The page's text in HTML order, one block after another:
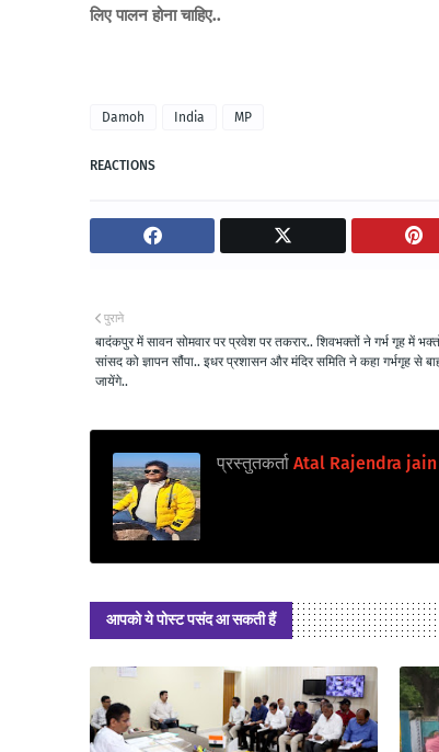
लिए पालन होना चाहिए..
Damoh India MP
REACTIONS
पुराने
बादंकपुर में सावन सोमवार पर प्रवेश पर तकरार.. शिवभक्तों ने गर्भ गृह में
सांसद को ज्ञापन सौंपा.. इधर प्रशासन और मंदिर समिति ने कहा गर्भगृह से
जायेंगे..
प्रस्तुतकर्ता Atal Rajendra jain
आपको ये पोस्ट पसंद आ सकती हैं